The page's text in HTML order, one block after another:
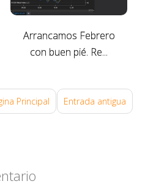
Arrancamos Febrero
con buen pié. Re...
Entrada antigua
Principal